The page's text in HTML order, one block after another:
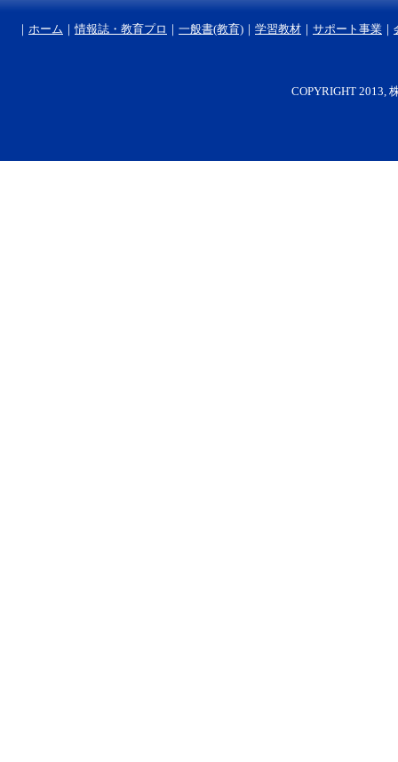
｜ ホーム ｜情報誌・教育プロ ｜ 一般書(教育) ｜ 学習教材 ｜ サポート事業 ｜
COPYRIGHT 2013,